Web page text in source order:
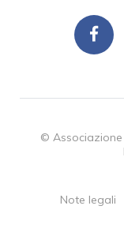
©
Note legali